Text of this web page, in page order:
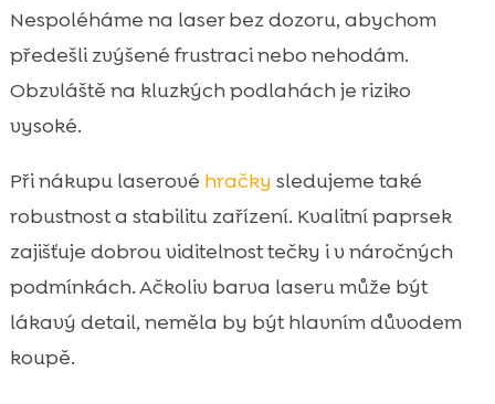
Nespoléháme na laser bez dozoru, abychom
předešli zvýšené frustraci nebo nehodám.
Obzvláště na kluzkých podlahách je riziko
vysoké.
Při nákupu laserové hračky sledujeme také
robustnost a stabilitu zařízení. Kvalitní paprsek
zajišťuje dobrou viditelnost tečky i v náročných
podmínkách. Ačkoliv barva laseru může být
lákavý detail, neměla by být hlavním důvodem
koupě.